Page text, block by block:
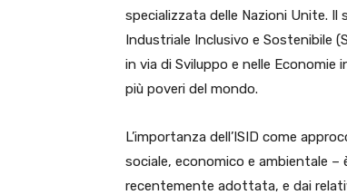
specializzata delle Nazioni Unite. Il
Industriale Inclusivo e Sostenibile
in via di Sviluppo e nelle Economie
più poveri del mondo.
L’importanza dell’ISID come
sociale, economico e ambientale –
recentemente adottata, e dai